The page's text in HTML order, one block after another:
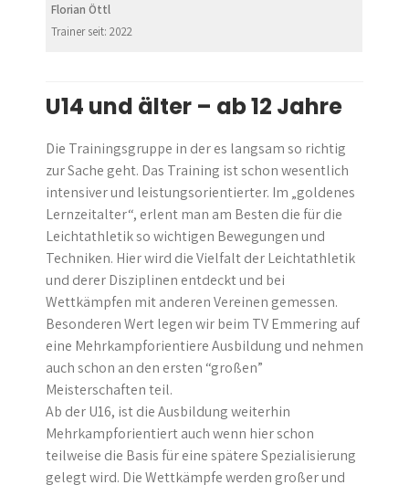
Florian Öttl
Trainer seit: 2022
U14 und älter – ab 12 Jahre
Die Trainingsgruppe in der es langsam so richtig
zur Sache geht. Das Training ist schon wesentlich
intensiver und leistungsorientierter. Im „goldenes
Lernzeitalter“, erlent man am Besten die für die
Leichtathletik so wichtigen Bewegungen und
Techniken. Hier wird die Vielfalt der Leichtathletik
und derer Disziplinen entdeckt und bei
Wettkämpfen mit anderen Vereinen gemessen.
Besonderen Wert legen wir beim TV Emmering auf
eine Mehrkampforientiere Ausbildung und nehmen
auch schon an den ersten “großen”
Meisterschaften teil.
Ab der U16, ist die Ausbildung weiterhin
Mehrkampforientiert auch wenn hier schon
teilweise die Basis für eine spätere Spezialisierung
gelegt wird. Die Wettkämpfe werden großer und